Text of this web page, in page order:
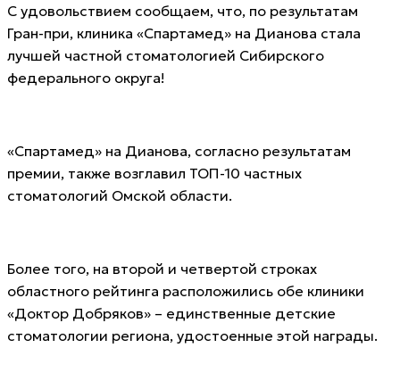
С удовольствием сообщаем, что, по результатам
Гран-при, клиника «Спартамед» на Дианова стала
лучшей частной стоматологией Сибирского
федерального округа!
«Спартамед» на Дианова, согласно результатам
премии, также возглавил ТОП-10 частных
стоматологий Омской области.
Более того, на второй и четвертой строках
областного рейтинга расположились обе клиники
«Доктор Добряков» – единственные детские
стоматологии региона, удостоенные этой награды.